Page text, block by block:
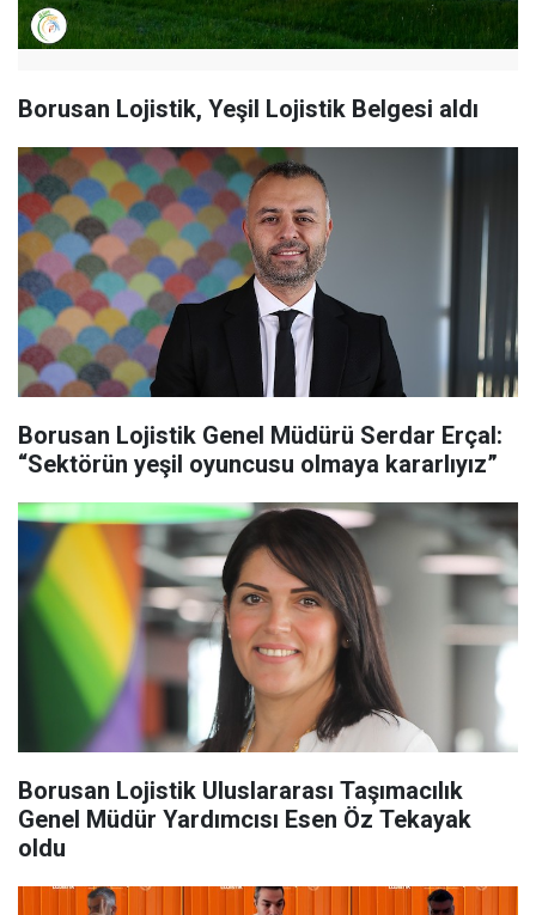
Borusan Lojistik, Yeşil Lojistik Belgesi aldı
Borusan Lojistik Genel Müdürü Serdar Erçal:
“Sektörün yeşil oyuncusu olmaya kararlıyız”
Borusan Lojistik Uluslararası Taşımacılık
Genel Müdür Yardımcısı Esen Öz Tekayak
oldu